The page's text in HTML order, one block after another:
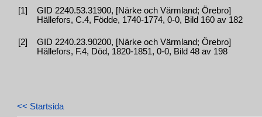
[1]
GID 2240.53.31900, [Närke och Värmland; Örebro]
Hällefors, C.4, Födde, 1740-1774, 0-0, Bild 160 av 182
[2]
GID 2240.23.90200, [Närke och Värmland; Örebro]
Hällefors, F.4, Död, 1820-1851, 0-0, Bild 48 av 198
<< Startsida